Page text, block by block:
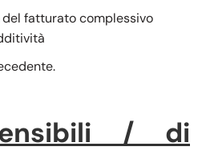
fatturato complessivo
/ di